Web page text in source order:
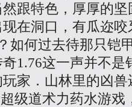
跟特色，厚厚的
在洞口，有瓜迩
如何过去待那只铠
1.76这一声并不是
家．山林里的凶
级道术力药水游戏